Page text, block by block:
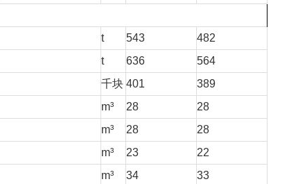
t 543
482
t 636
564
千块 401
389
m³ 28
28
m³ 28
28
m³ 23
22
m³ 34
33